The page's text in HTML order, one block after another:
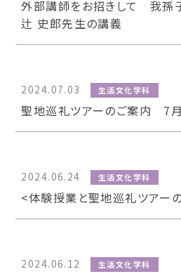
外部講師をお招きして 我孫
辻 史郎先生の講義
2024.07.03 生活文化学科
聖地巡礼ツアーのご案内 7
2024.06.24 生活文化学科
<体験授業と聖地巡礼ツアー
2024.06.12 生活文化学科